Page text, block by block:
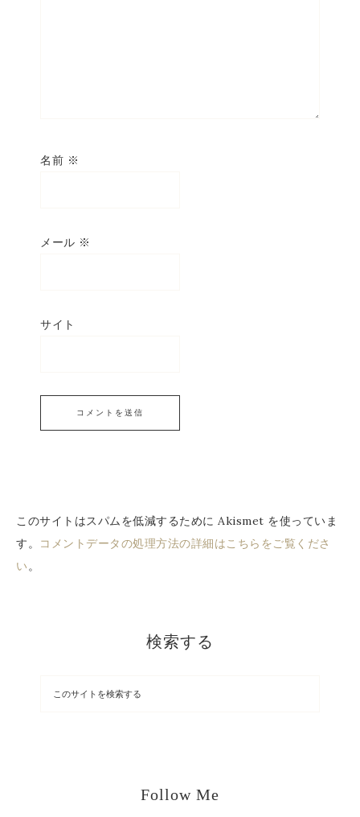
名前 ※
メール ※
サイト
このサイトはスパムを低減するために Akismet を使っていま
す。
コメントデータの処理方法の詳細はこちらをご覧くださ
い。
検索する
Follow Me